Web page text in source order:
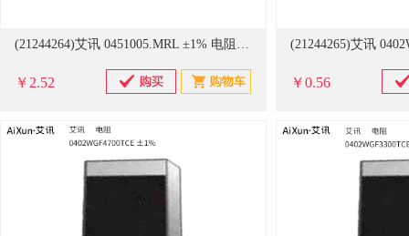
(21244264)艾讯 0451005.MRL ±1% 电阻(单位：只)
￥2.52 ￥0.56